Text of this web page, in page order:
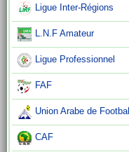
Ligue Inter-Régions
L.N.F Amateur
Ligue Professionnel
FAF
Union Arabe de Football
CAF